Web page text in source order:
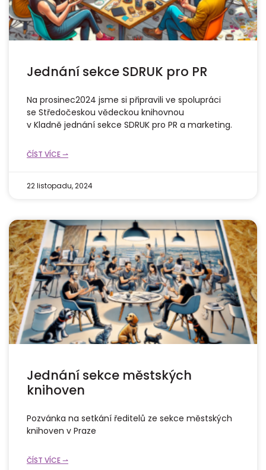
Jednání sekce SDRUK pro PR
Na prosinec2024 jsme si připravili ve spolupráci
se Středočeskou vědeckou knihovnou
v Kladně jednání sekce SDRUK pro PR a marketing.
ČÍST VÍCE ⇀
22 listopadu, 2024
Jednání sekce městských
knihoven
Pozvánka na setkání ředitelů ze sekce městských
knihoven v Praze
ČÍST VÍCE ⇀